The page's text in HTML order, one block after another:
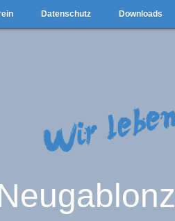
Datenschutz Downloads